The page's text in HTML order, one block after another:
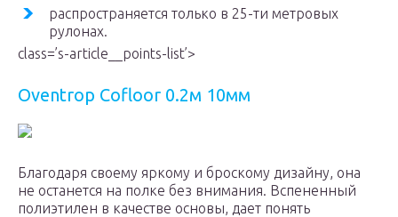
распространяется только в 25-ти метровых
рулонах.
class=’s-article__points-list’>
Oventrop Cofloor 0.2м 10мм
Благодаря своему яркому и броскому дизайну, она
не останется на полке без внимания. Вспененный
полиэтилен в качестве основы, дает понять